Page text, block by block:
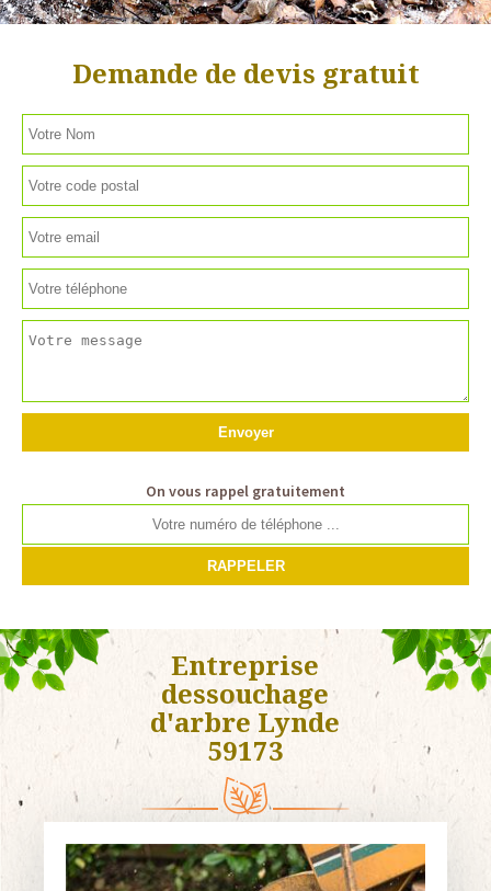
Demande de devis gratuit
On vous rappel gratuitement
Entreprise
dessouchage
d'arbre Lynde
59173